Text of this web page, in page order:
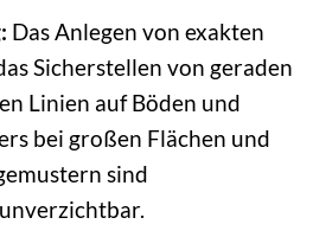
Das Anlegen von exakten
Sicherstellen von geraden
Linien auf Böden und
bei großen Flächen und
sind